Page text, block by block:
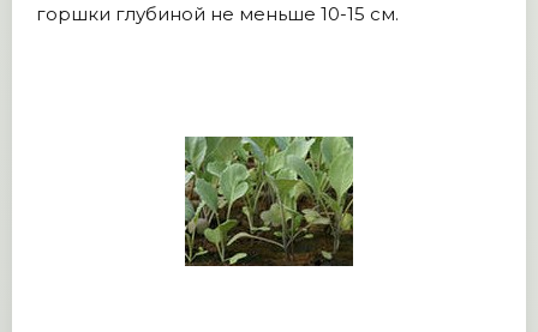
горшки глубиной не меньше 10-15 см.